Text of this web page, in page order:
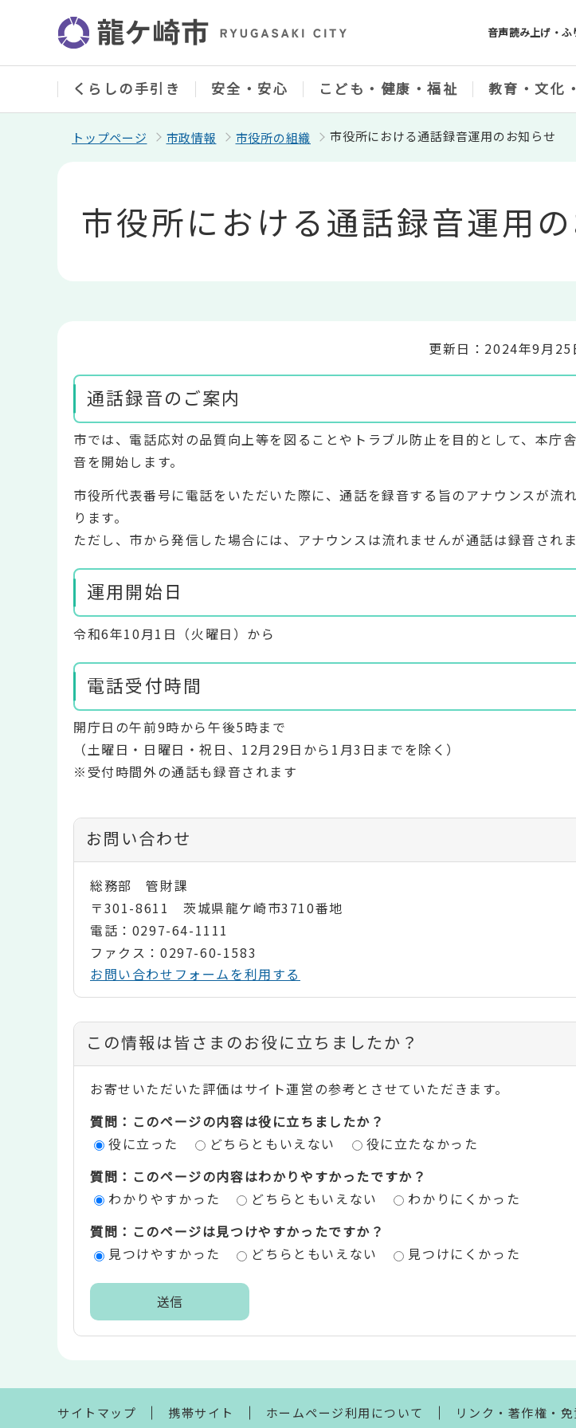
ジ
音声読み上げ・
くらしの手引き 安全・安心 こども・健康・福祉 教育・文化
トップページ 市政情報 市役所の組織 市役所における通話録音運用のお知らせ
市役所における通話録音運用
更新日：2024年9月25
通話録音のご案内
市では、電話応対の品質向上等を図ることやトラブル防止を目的として、本庁
音を開始します。
市役所代表番号に電話をいただいた際に、通話を録音する旨のアナウンスが流
ります。
ただし、市から発信した場合には、アナウンスは流れませんが通話は録音されま
運用開始日
令和6年10月1日（火曜日）から
電話受付時間
開庁日の午前9時から午後5時まで
（土曜日・日曜日・祝日、12月29日から1月3日までを除く）
※受付時間外の通話も録音されます
お問い合わせ
総務部 管財課
〒301-8611 茨城県龍ケ崎市3710番地
電話：0297-64-1111
ファクス：0297-60-1583
お問い合わせフォームを利用する
コ
ン
テ
ン
評
エ
この情報は皆さまのお役に立ちましたか？
お寄せいただいた評価はサイト運営の参考とさせていただきます。
質問：このページの内容は役に立ちましたか？
役に立った
どちらともいえない
役に立たなかった
質問：このページの内容はわかりやすかったですか？
わかりやすかった
どちらともいえない
わかりにくかった
質問：このページは見つけやすかったですか？
見つけやすかった
どちらともいえない 見つけにくかった
ま
サイトマップ 携帯サイト ホームページ利用について リンク・著作権・